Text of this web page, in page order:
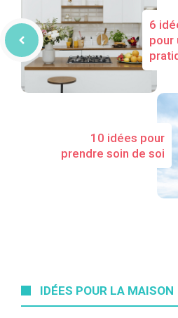
6
pour
10 idées pour
prendre soin de soi
IDÉES POUR LA MAISON